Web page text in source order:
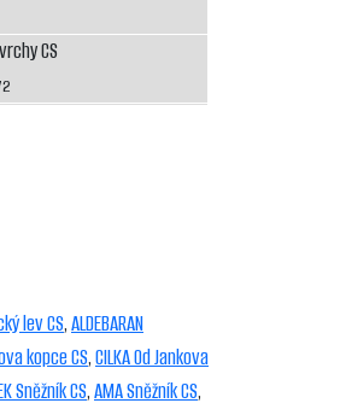
CS
lev CS,ALDEBARAN
kopce CS,CILKA Od Jankova
Sněžník CS,AMA Sněžník CS,